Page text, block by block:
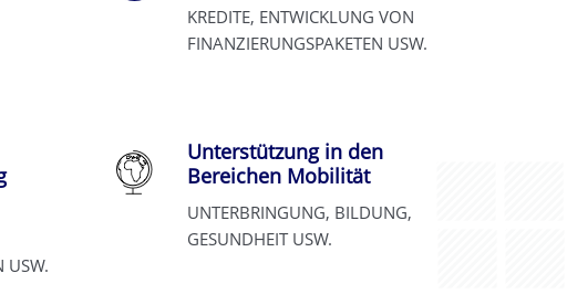
KREDITE, ENTWICKLUNG VON
FINANZIERUNGSPAKETEN USW.
USW.
Unterstützung in den
Bereichen Mobilität
UNTERBRINGUNG, BILDUNG,
GESUNDHEIT USW.